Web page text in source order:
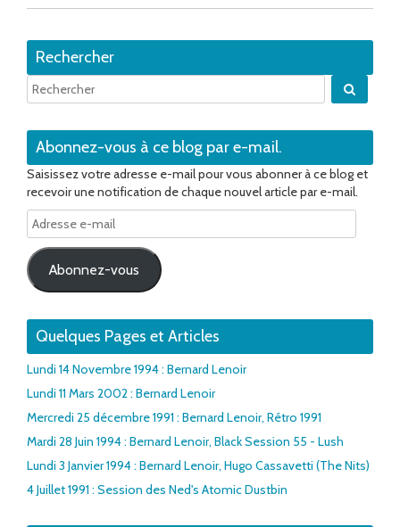
Rechercher
Abonnez-vous à ce blog par e-mail.
Saisissez votre adresse e-mail pour vous abonner à ce blog et
recevoir une notification de chaque nouvel article par e-mail.
Adresse
e-
mail
Abonnez-vous
Quelques Pages et Articles
Lundi 14 Novembre 1994 : Bernard Lenoir
Lundi 11 Mars 2002 : Bernard Lenoir
Mercredi 25 décembre 1991 : Bernard Lenoir, Rétro 1991
Mardi 28 Juin 1994 : Bernard Lenoir, Black Session 55 - Lush
Lundi 3 Janvier 1994 : Bernard Lenoir, Hugo Cassavetti (The Nits)
4 Juillet 1991 : Session des Ned's Atomic Dustbin